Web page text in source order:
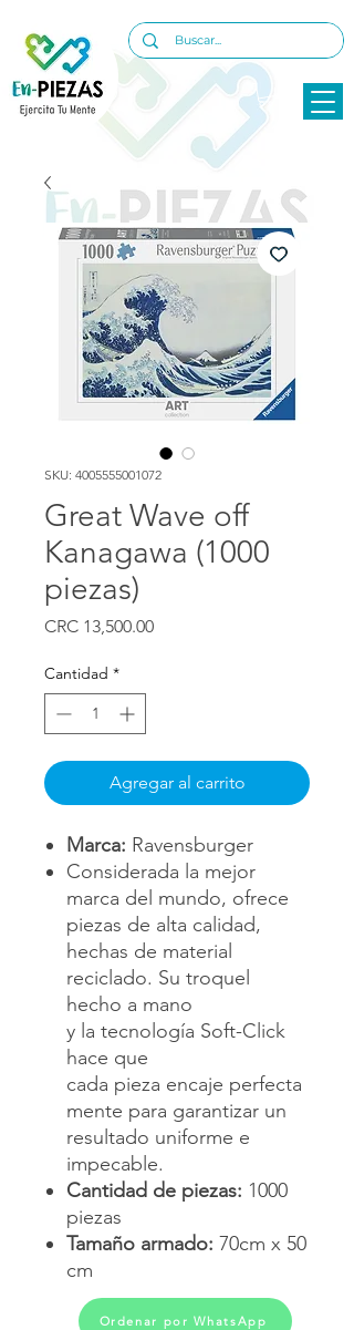
SKU: 4005555001072
Great Wave off
Kanagawa (1000
piezas)
CRC 13,500.00Precio
Cantidad *
Agregar al carrito
Marca: Ravensburger
Considerada la mejor
marca del mundo, ofrece
piezas de alta calidad,
hechas de material
reciclado. Su troquel
hecho a mano
y la tecnología Soft-Click
hace que
cada pieza encaje perfecta
mente para garantizar un
resultado uniforme e
impecable.
Cantidad de piezas: 1000
piezas
Tamaño armado: 70cm x 50
cm
Ordenar por WhatsApp